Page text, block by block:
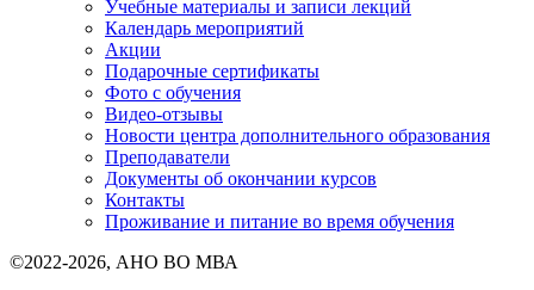
Учебные материалы и записи лекций
Календарь мероприятий
Акции
Подарочные сертификаты
Фото с обучения
Видео-отзывы
Новости центра дополнительного образования
Преподаватели
Документы об окончании курсов
Контакты
Проживание и питание во время обучения
©2022-2026, АНО ВО МВА